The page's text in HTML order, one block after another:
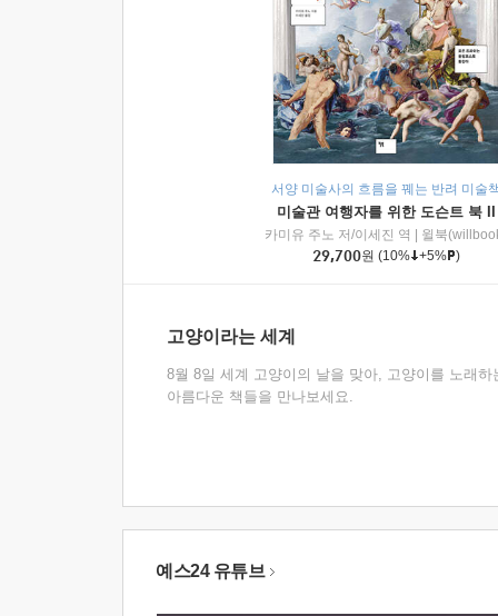
서양 미술사의 흐름을 꿰는 반려 미술
미술관 여행자를 위한 도슨트 북 II
카미유 주노 저/이세진 역
윌북
29,700원 (10% +5% )
고양이라는 세계
8월 8일 세계 고양이의 날을 맞아, 고양이를 노래하
아름다운 책들을 만나보세요.
예스24 유튜브